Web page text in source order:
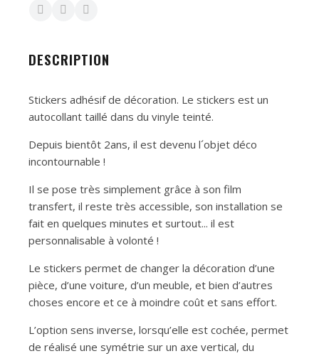
DESCRIPTION
Stickers adhésif de décoration. Le stickers est un
autocollant taillé dans du vinyle teinté.
Depuis bientôt 2ans, il est devenu l´objet déco
incontournable !
Il se pose très simplement grâce à son film
transfert, il reste très accessible, son installation se
fait en quelques minutes et surtout... il est
personnalisable à volonté !
Le stickers permet de changer la décoration d’une
pièce, d’une voiture, d’un meuble, et bien d’autres
choses encore et ce à moindre coût et sans effort.
L’option sens inverse, lorsqu’elle est cochée, permet
de réalisé une symétrie sur un axe vertical, du